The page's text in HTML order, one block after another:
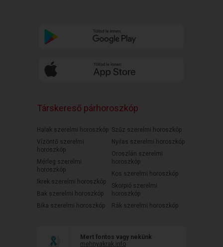
Társkereső párhoroszkóp
Halak szerelmi horoszkóp
Vízöntő szerelmi
horoszkóp
Mérleg szerelmi
horoszkóp
Ikrek szerelmi horoszkóp
Bak szerelmi horoszkóp
Bika szerelmi horoszkóp
Szűz szerelmi horoszkóp
Nyilas szerelmi horoszkóp
Oroszlán szerelmi
horoszkóp
Kos szerelmi horoszkóp
Skorpió szerelmi
horoszkóp
Rák szerelmi horoszkóp
Mert fontos vagy nekünk
mehnyakrak.info